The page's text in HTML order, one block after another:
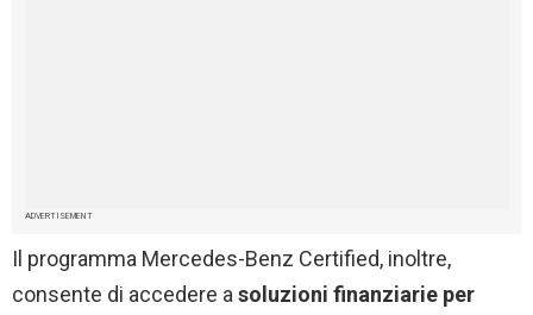
ADVERTISEMENT
Il programma Mercedes-Benz Certified, inoltre,
consente di accedere a soluzioni finanziarie per